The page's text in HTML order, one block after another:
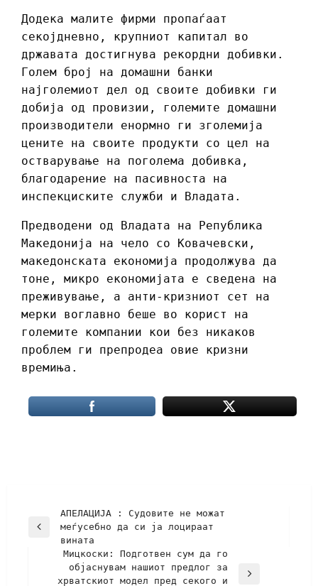
Додека малите фирми пропаѓаат
секојдневно, крупниот капитал во
државата достигнува рекордни добивки.
Голем број на домашни банки
најголемиот дел од своите добивки ги
добија од провизии, големите домашни
производители енормно ги зголемија
цените на своите продукти со цел на
остварување на поголема добивка,
благодарение на пасивноста на
инспекциските служби и Владата.
Предводени од Владата на Република
Македонија на чело со Ковачевски,
македонската економија продолжува да
тоне, микро економијата е сведена на
преживување, а анти-кризниот сет на
мерки воглавно беше во корист на
големите компании кои без никаков
проблем ги препродеа овие кризни
времиња.
АПЕЛАЦИЈА : Судовите не можат
меѓусебно да си јa лоцираат
вината
Мицкоски: Подготвен сум да го
објаснувам нашиот предлог за
хрватскиот модел пред секого и